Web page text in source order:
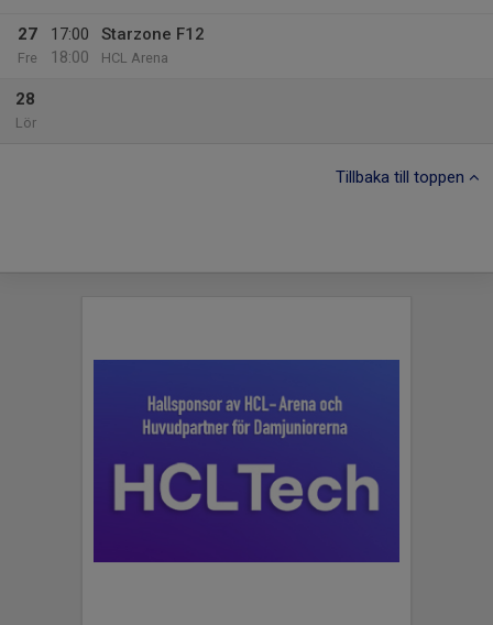
27
Fre
17:00
18:00
Starzone F12
HCL Arena
28
Lör
Tillbaka till toppen